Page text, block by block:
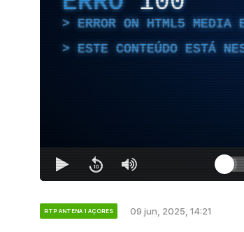
ERROR ON HTML5 MEDIA
ESTE CONTEÚDO ESTÁ
RTP ANTENA 1 AÇORES 09 jun, 2025, 14:21